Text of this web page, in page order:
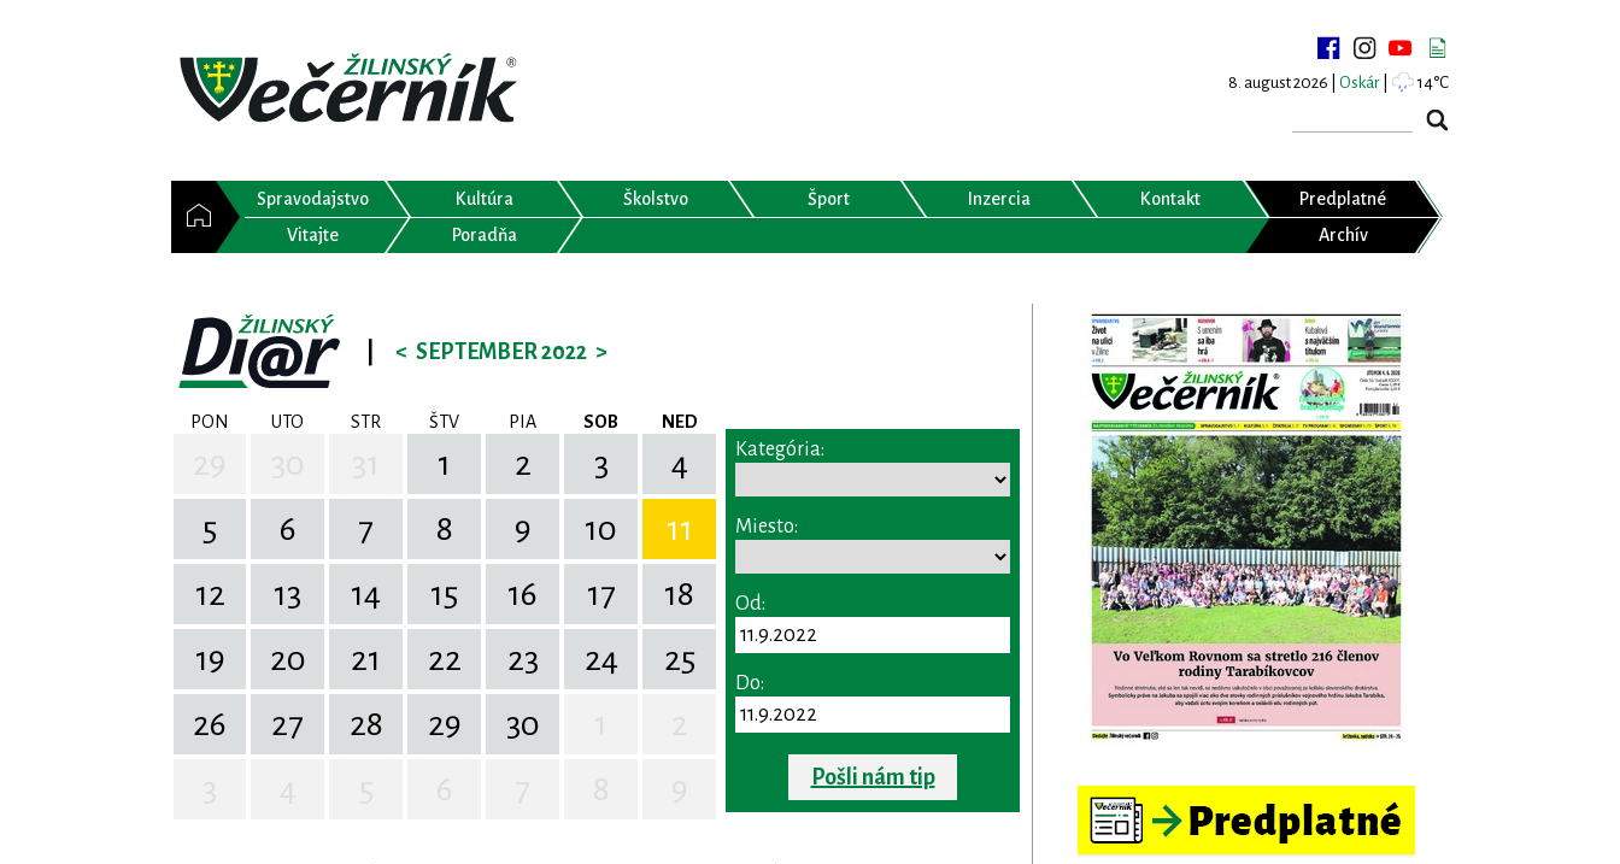
8. august 2026 | Oskár 14°C
Spravodajstvo Kultúra Školstvo Šport Inzercia Kontakt
Predplatné
Vitajte
Poradňa Archív
< SEPTEMBER 2022 >
PON UTO STR ŠTV PIA SOB NED
1 2 3
4
5
6 7 8 9 10
11
12
13 14 15 16 17
18
19
20 21 22 23 24
25
26
27 28 29 30
Kategória:
Miesto:
Od:
Do:
Pošli nám tip